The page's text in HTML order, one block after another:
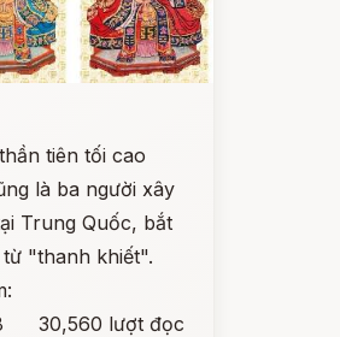
tiên tối cao
là ba người xây
Trung Quốc, bắt
"thanh khiết".
30,560 lượt đọc